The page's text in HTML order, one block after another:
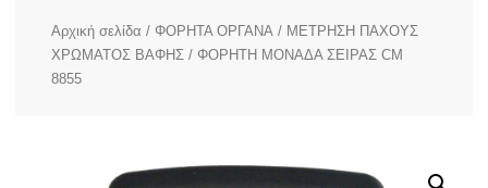
Αρχική σελίδα / ΦΟΡΗΤΑ ΟΡΓΑΝΑ/ ΜΕΤΡΗΣΗ ΠΑΧΟΥΣ
ΧΡΩΜΑΤΟΣ ΒΑΦΗΣ/ ΦΟΡΗΤΗ ΜΟΝΑΔΑ ΣΕΙΡΑΣ CM
8855